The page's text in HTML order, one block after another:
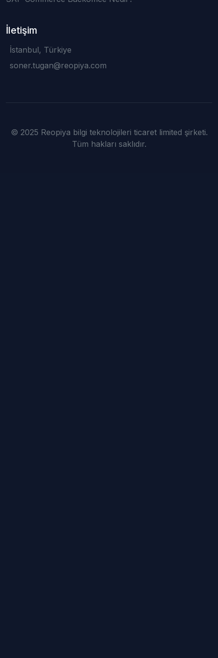
İletişim
İstanbul, Türkiye
soner.tugan@reopiya.com
© 2025 Reopiya bilgi teknolojileri ticaret limited şirketi.
Tüm hakları saklıdır.